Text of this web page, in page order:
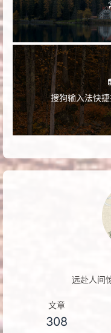
搜狗输入法快
远赴人间
文章
308